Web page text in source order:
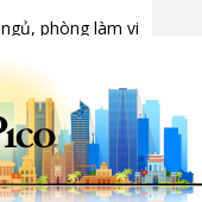
phòng làm việc hoặc
dàng đóng hoàn toàn
riêng tư khi không